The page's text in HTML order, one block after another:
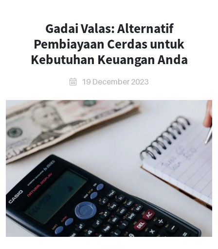
Gadai Valas: Alternatif
Pembiayaan Cerdas untuk
Kebutuhan Keuangan Anda
19 December 2023